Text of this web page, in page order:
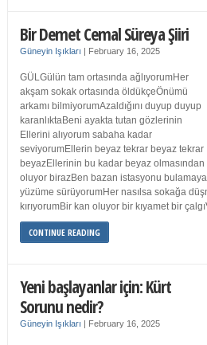
Bir Demet Cemal Süreya Şiiri
Güneyin Işıkları | February 16, 2025
GÜLGülün tam ortasında ağlıyorumHer
akşam sokak ortasında öldükçeÖnümü
arkamı bilmiyorumAzaldığını duyup duyup
karanlıktaBeni ayakta tutan gözlerinin
Ellerini alıyorum sabaha kadar
seviyorumEllerin beyaz tekrar beyaz tekrar
beyazEllerinin bu kadar beyaz
oluyor birazBen bazan istasyonu
yüzüme sürüyorumHer nasılsa sokağa
kırıyorumBir kan oluyor bir kıyamet bir
CONTINUE READING
Yeni başlayanlar için: Kürt
Sorunu nedir?
Güneyin Işıkları | February 16, 2025